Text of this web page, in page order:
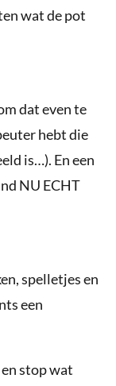
wat de pot
dat even te
hebt die
is…). En een
NU ECHT
spelletjes en
een
stop wat